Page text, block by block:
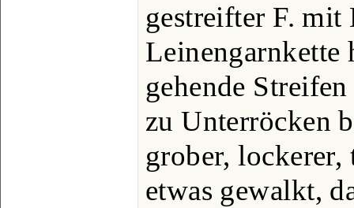
gestreifter F.
Leinengarnkette
gehende
zu Unterröcken
grober, lockerer,
etwas gewalkt,